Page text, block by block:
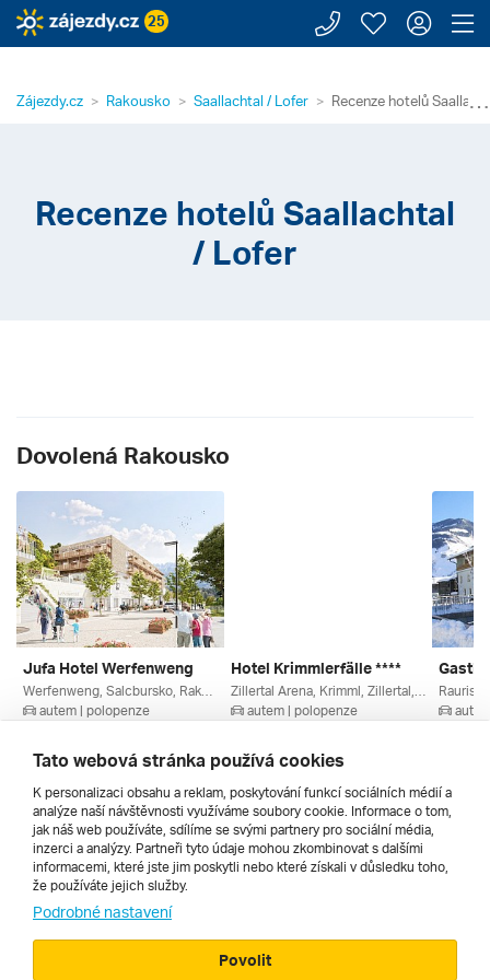
25 Zavolejte
Moje
⋯
Zájezdy.cz Rakousko Saallachtal / Lofer Recenze hotelů
Recenze hotelů Saallachtal
/ Lofer
Dovolená Rakousko
Jufa Hotel Werfenweng
autem | polopenze
8 820 Kč
Hotel Krimmlerfälle ****
autem | polopenze
8 380 Kč
Všechny
Cestopisy
Tato webová stránka používá cookies
K personalizaci obsahu a reklam, poskytování funkcí sociálních médií a
analýze naší návštěvnosti využíváme soubory cookie. Informace o tom,
jak náš web používáte, sdílíme se svými partnery pro sociální média,
inzerci a analýzy. Partneři tyto údaje mohou zkombinovat s dalšími
informacemi, které jste jim poskytli nebo které získali v důsledku toho,
že používáte jejich služby.
Podrobné nastavení
Povolit